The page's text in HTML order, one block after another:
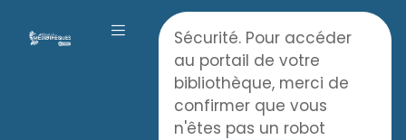
Accueil
OUVRIR LE MENU
Sécurité. Pour accéder
au portail de votre
bibliothèque, merci de
confirmer que vous
n'êtes pas un robot
Panneau de gestion des cookies